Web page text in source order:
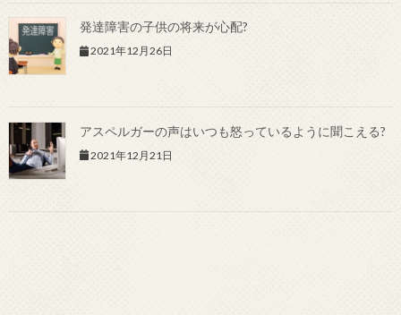
発達障害の子供の将来が心配?
2021年12月26日
アスペルガーの声はいつも怒っているように聞こえる?
2021年12月21日